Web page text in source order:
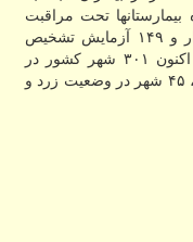
بیمارستانها تحت مراقبت
قرار دارند. تا کنون ۱۴ میلیون و ۹۶۶ هزار و ۱۴۹ آزمایش تشخیص
کووید ۱۹ در کشور انجام شده است. هم اکنون ۳۰۱ شهر کشور در
وضعیت قرمز، ۹۵ شهر در وضعیت نارنجی، ۴۵ شهر در وضعیت زرد و